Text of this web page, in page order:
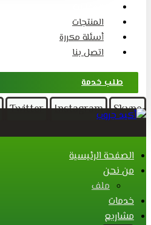
المنتجات
أسئلة مكررة
اتصل بنا
طلب خدمة
Twitter Instagram Skype
الصفحة الرئيسية
من نحن
ملف
خدمات
مشاريع